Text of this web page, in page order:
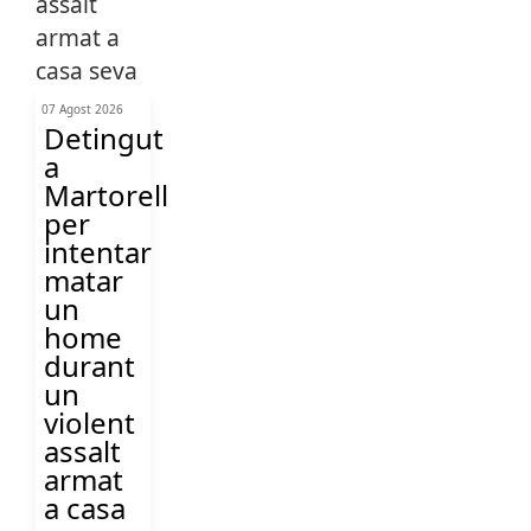
07 Agost 2026
Detingut
a
Martorell
per
intentar
matar
un
home
durant
un
violent
assalt
armat
a casa